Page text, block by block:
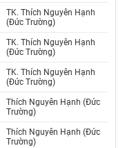
TK. Thích Nguyên Hạnh
(Đức Trường)
TK. Thích Nguyên Hạnh
(Đức Trường)
TK. Thích Nguyên Hạnh
(Đức Trường)
Thích Nguyên Hạnh (Đức
Trường)
Thích Nguyên Hạnh (Đức
Trường)